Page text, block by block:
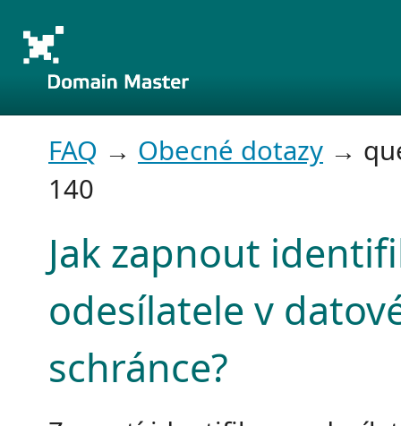
FAQ → Obecné dotazy →
140
Jak zapnout
odesílatele v
schránce?